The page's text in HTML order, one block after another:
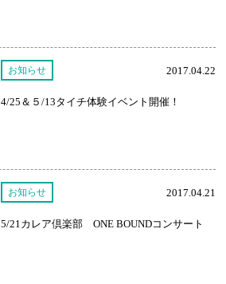
お知らせ 2017.04.22
4/25＆５/13タイチ体験イベント開催！
お知らせ 2017.04.21
5/21カレア倶楽部 ONE BOUNDコンサート